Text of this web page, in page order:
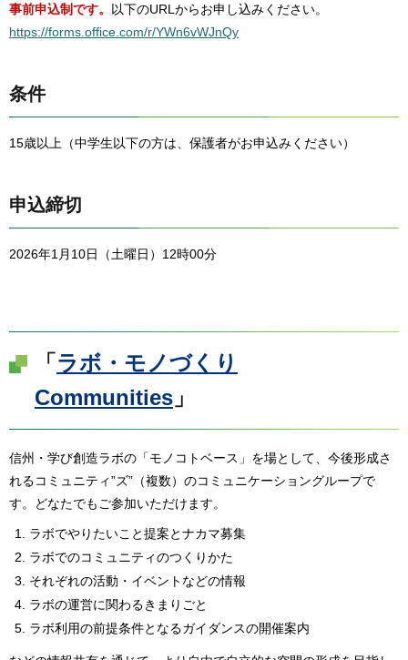
事前申込制です。
以下のURLからお申し込みください。
https://forms.office.com/r/YWn6vWJnQy
条件
15歳以上（中学生以下の方は、保護者がお申込みください）
申込締切
2026年1月10日（土曜日）12時00分
「ラボ・モノづくり
Communities 」
信州・学び創造ラボの「モノコトベース」を場として、今後形成さ
れるコミュニティ”ズ”（複数）のコミュニケーショングループで
す。どなたでもご参加いただけます。
ラボでやりたいこと提案とナカマ募集
ラボでのコミュニティのつくりかた
それぞれの活動・イベントなどの情報
ラボの運営に関わるきまりごと
ラボ利用の前提条件となるガイダンスの開催案内